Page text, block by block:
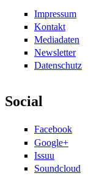
Impressum
Kontakt
Mediadaten
Newsletter
Datenschutz
Social
Facebook
Google+
Issuu
Soundcloud